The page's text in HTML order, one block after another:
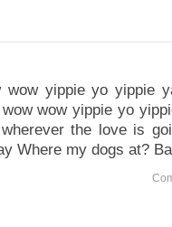
wow yippie yo yippie
wow yippie yo
the love is
Where my dogs at?